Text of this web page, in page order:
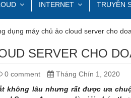
INTERNET TRUYỀN
dụng máy chủ ảo cloud server cho
SERVER CHO
0 comment
Tháng Chín 1, 2020
không lâu nhưng rất được ưa